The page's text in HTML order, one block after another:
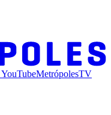
YouTubeMetrópolesTV